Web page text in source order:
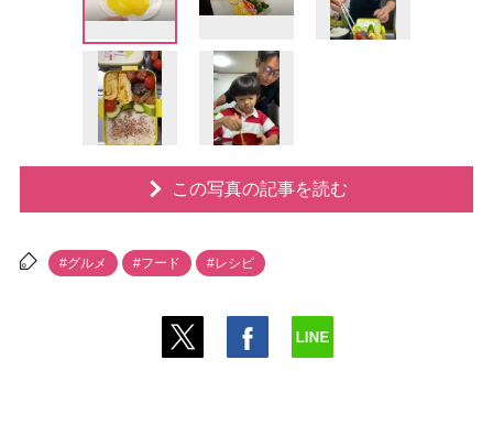
この写真の記事を読む
#グルメ #フード #レシピ